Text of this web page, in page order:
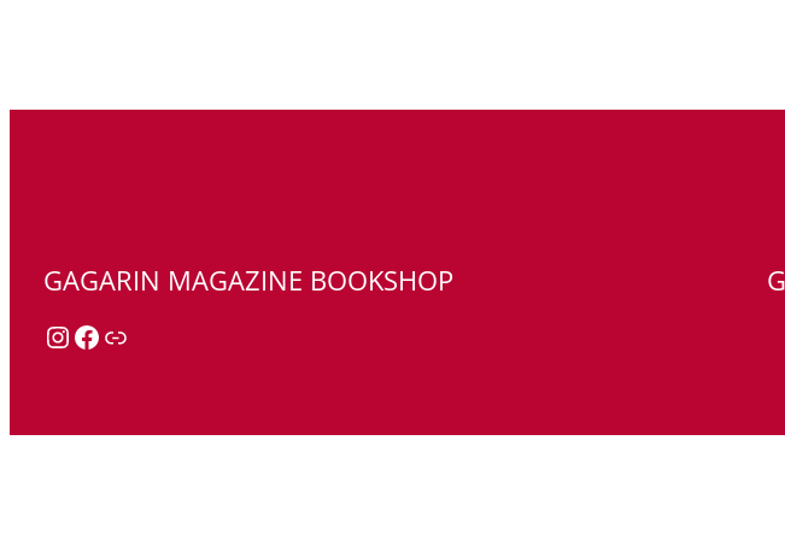
GAGARIN MAGAZINE BOOKSHOP
Instagram Facebook Link